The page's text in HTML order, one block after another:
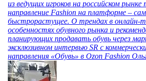
из ведущих игроков на российском
направление Fashion на платформе –
быстрорастущее. О трендах в онлайн-
особенностях обувного рынка и
планирующих продавать обувь через
эксклюзивном интервью SR с
направления «Обувь» в Ozon Fashion